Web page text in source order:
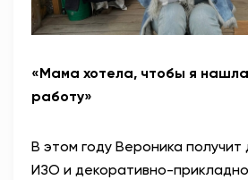
«Мама хотела, чтобы я
работу»
В этом году Вероника получит
ИЗО и декоративно-